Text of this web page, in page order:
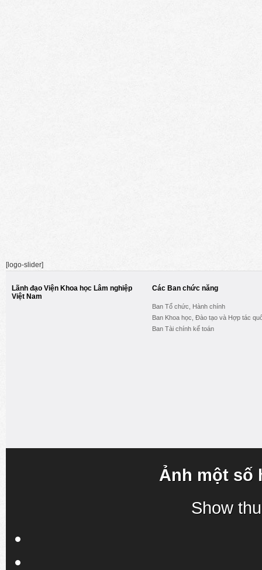
[logo-slider]
Lãnh đạo Viện Khoa học Lâm nghiệp
Việt Nam
Các Ban chức năng
Ban Tổ chức, Hành chính
Ban Khoa học, Đào tạo và Hợp tác
Ban Tài chính kế toán
Ảnh một số
Show